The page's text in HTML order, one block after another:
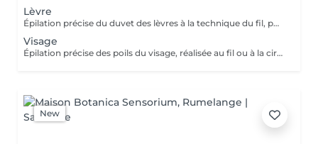
Lèvre
Épilation précise du duvet des lèvres à la technique du fil, pour un contour net et lisse. Le service assure un résultat délicat, confortable et parfaitement soigné.
Visage
Épilation précise des poils du visage, réalisée au fil ou à la cire, pour un teint net et lisse. Le service inclut la préparation et le soin de la peau, assurant un résultat confortable, soigné et durable.
New